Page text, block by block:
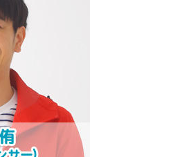
・アプリ
ンジュ
愛の募金